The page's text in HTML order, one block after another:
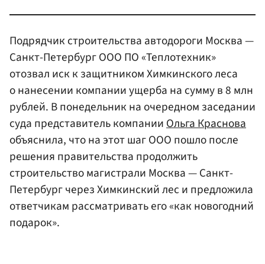
Подрядчик строительства автодороги Москва —
Санкт-Петербург ООО ПО «Теплотехник»
отозвал иск к защитником Химкинского леса
о нанесении компании ущерба на сумму в 8 млн
рублей. В понедельник на очередном заседании
суда представитель компании Ольга Краснова
объяснила, что на этот шаг ООО пошло после
решения правительства продолжить
строительство магистрали Москва — Санкт-
Петербург через Химкинский лес и предложила
ответчикам рассматривать его «как новогодний
подарок».